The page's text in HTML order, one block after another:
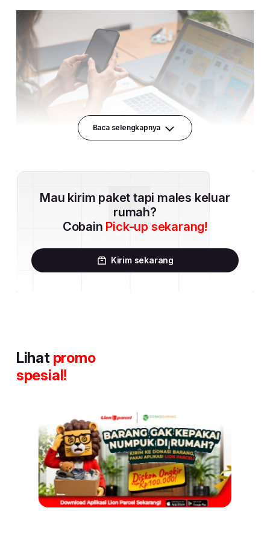
Baca selengkapnya
Mau kirim paket tapi males keluar
rumah?
Cobain Pick-up sekarang!
Kirim sekarang
Lihat promo
spesial!